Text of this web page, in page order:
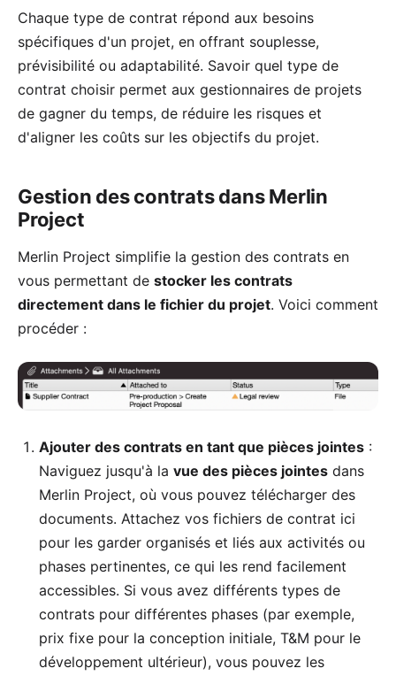
Chaque type de contrat répond aux besoins
spécifiques d'un projet, en offrant souplesse,
prévisibilité ou adaptabilité. Savoir quel type de
contrat choisir permet aux gestionnaires de projets
de gagner du temps, de réduire les risques et
d'aligner les coûts sur les objectifs du projet.
Gestion des contrats dans Merlin
Project
Merlin Project simplifie la gestion des contrats en
vous permettant de stocker les contrats
directement dans le fichier du projet. Voici comment
procéder :
Ajouter des contrats en tant que pièces jointes :
Naviguez jusqu'à la vue des pièces jointes dans
Merlin Project, où vous pouvez télécharger des
documents. Attachez vos fichiers de contrat ici
pour les garder organisés et liés aux activités ou
phases pertinentes, ce qui les rend facilement
accessibles. Si vous avez différents types de
contrats pour différentes phases (par exemple,
prix fixe pour la conception initiale, T&M pour le
développement ultérieur), vous pouvez les